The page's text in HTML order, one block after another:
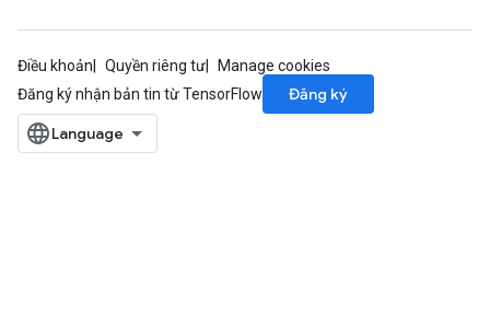
Điều khoản Quyền riêng tư
Manage cookies
Đăng ký nhận bản tin từ TensorFlow
Đăng ký